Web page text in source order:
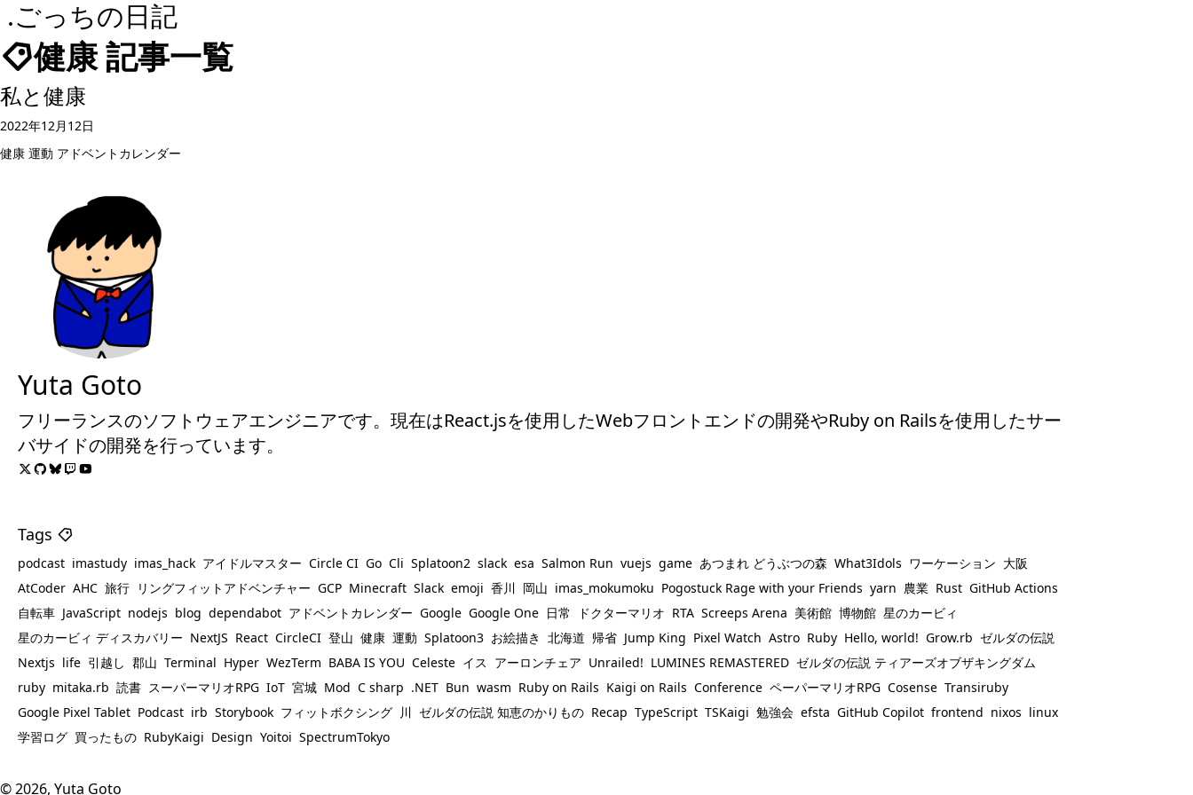
.ごっちの日記
健康 記事一覧
私と健康
2022年12月12日
健康 運動 アドベントカレンダー
Yuta Goto
フリーランスのソフトウェアエンジニアです。現在はReact.jsを使用したWebフロントエンドの開発やRuby on Railsを使用したサー
バサイドの開発を行っています。
Tags
podcast imastudy imas_hack アイドルマスター Circle CI Go Cli Splatoon2 slack esa Salmon Run vuejs game あつまれ どうぶつの森 What3Idols ワーケーション 大阪
AtCoder AHC 旅行 リングフィットアドベンチャー GCP Minecraft Slack emoji 香川 岡山 imas_mokumoku Pogostuck Rage with your Friends yarn 農業 Rust GitHub Actions
自転車 JavaScript nodejs blog dependabot アドベントカレンダー Google Google One 日常 ドクターマリオ RTA Screeps Arena 美術館 博物館 星のカービィ
星のカービィ ディスカバリー NextJS React CircleCI 登山 健康 運動 Splatoon3 お絵描き 北海道 帰省 Jump King Pixel Watch Astro Ruby Hello, world! Grow.rb ゼルダの伝説
Nextjs life 引越し 郡山 Terminal Hyper WezTerm BABA IS YOU Celeste イス アーロンチェア Unrailed! LUMINES REMASTERED ゼルダの伝説 ティアーズオブザキングダム
ruby mitaka.rb 読書 スーパーマリオRPG IoT 宮城 Mod C sharp .NET Bun wasm Ruby on Rails Kaigi on Rails Conference ペーパーマリオRPG Cosense Transiruby
Google Pixel Tablet Podcast irb Storybook フィットボクシング 川 ゼルダの伝説 知恵のかりもの Recap TypeScript TSKaigi 勉強会 efsta GitHub Copilot frontend nixos linux
学習ログ 買ったもの RubyKaigi Design Yoitoi SpectrumTokyo
© 2026, Yuta Goto